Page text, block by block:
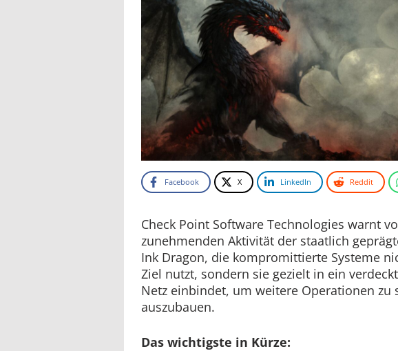
Facebook X LinkedIn Reddit
Check Point Software Technologies warnt
zunehmenden Aktivität der staatlich
Ink Dragon, die kompromittierte Systeme
Ziel nutzt, sondern sie gezielt in ein
Netz einbindet, um weitere Operationen zu
auszubauen.
Das wichtigste in Kürze: